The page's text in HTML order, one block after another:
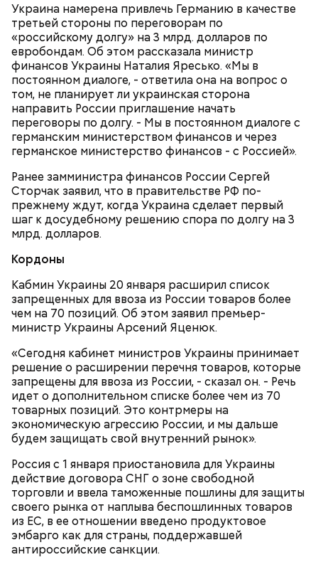
Украина намерена привлечь Германию в качестве
третьей стороны по переговорам по
«российскому долгу» на 3 млрд. долларов по
евробондам. Об этом рассказала министр
финансов Украины Наталия Яресько. «Мы в
постоянном диалоге, - ответила она на вопрос о
том, не планирует ли украинская сторона
направить России приглашение начать
переговоры по долгу. - Мы в постоянном диалоге с
германским министерством финансов и через
германское министерство финансов - с Россией».
Ранее замминистра финансов России Сергей
Сторчак заявил, что в правительстве РФ по-
прежнему ждут, когда Украина сделает первый
шаг к досудебному решению спора по долгу на 3
млрд. долларов.
Кордоны
Кабмин Украины 20 января расширил список
запрещенных для ввоза из России товаров более
чем на 70 позиций. Об этом заявил премьер-
министр Украины Арсений Яценюк.
«Сегодня кабинет министров Украины принимает
решение о расширении перечня товаров, которые
запрещены для ввоза из России, - сказал он. - Речь
идет о дополнительном списке более чем из 70
товарных позиций. Это контрмеры на
экономическую агрессию России, и мы дальше
будем защищать свой внутренний рынок».
Россия с 1 января приостановила для Украины
действие договора СНГ о зоне свободной
торговли и ввела таможенные пошлины для защиты
своего рынка от наплыва беспошлинных товаров
из ЕС, в ее отношении введено продуктовое
эмбарго как для страны, поддержавшей
антироссийские санкции.
А еще, удержав меч палача, святой Николай спас от
смерти трех мужей, невинно осужденных
корыстолюбивым градоначальником.
За свою земную жизнь он совершил множество
добрых дел во славу Божию.
2-3 картофелины,
1 некрупное яблоко,
1 некрупный помидор,
2 корня сельдерея,
салатная заправка.
Очищенный сырой салатный сельдерей
нашинковать соломкой. Яблоки очистить от
кожицы и семян, нарезать ломтиками. Так же
нарезать вареный картофель. Продукты
перемешать, полить салатной заправкой, выложить
в салатник горкой и украсить веточками
сельдерея, кусочками свежих помидоров и
ломтиками яблок.